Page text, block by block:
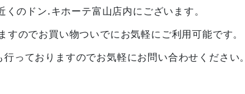
のドン.キホーテ富山店内にございます。
のでお買い物ついでにお気軽にご利用可能です。
っておりますのでお気軽にお問い合わせください。